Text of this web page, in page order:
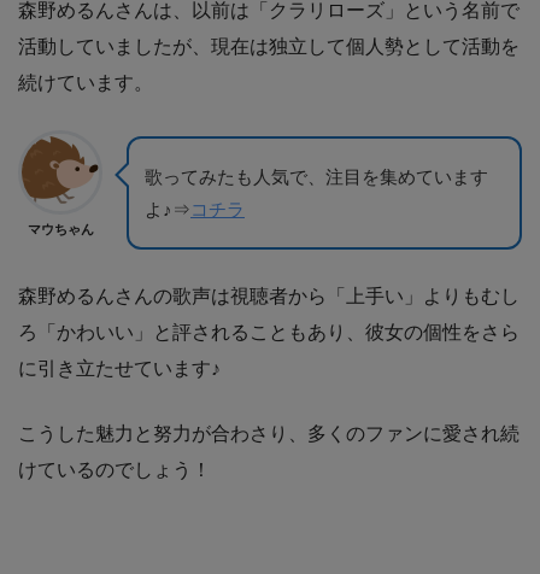
森野めるんさんは、以前は「クラリローズ」という名前で
活動していましたが、現在は独立して個人勢として活動を
続けています。
マウちゃん
歌ってみたも人気で、注目を集めています
よ♪⇒コチラ
森野めるんさんの歌声は視聴者から「上手い」よりもむし
ろ「かわいい」と評されることもあり、彼女の個性をさら
に引き立たせています♪
こうした魅力と努力が合わさり、多くのファンに愛され続
けているのでしょう！